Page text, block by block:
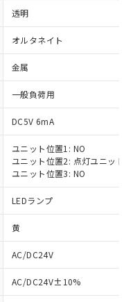
透明
オルタネイト
金属
一般負荷用
DC5V 6mA
ユニット位置1: NO
ユニット位置2: 点灯ユニット
ユニット位置3: NO
LEDランプ
黄
AC/DC24V
AC/DC24V±10%